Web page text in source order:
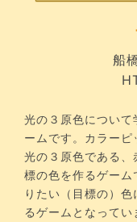
船
光の３原色につい
ームです。カラー
光の３原色である
標の色を作るゲー
りたい（目標の）
るゲームとなってい